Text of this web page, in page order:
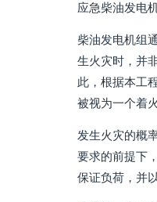
应急柴油发电
柴油发电机组
生火灾时，并
此，根据本工
被视为一个着
发生火灾的概
要求的前提下
保证负荷，并